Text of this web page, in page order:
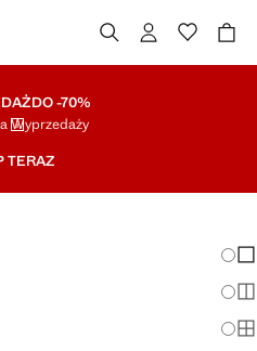
DO -70%
Wyprzedaży
TERAZ